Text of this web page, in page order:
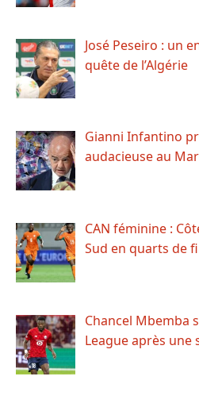
José Peseiro : un
quête de l’Algérie
Gianni Infantino
audacieuse au
CAN féminine :
Sud en quarts de
Chancel Mbemba
League après une